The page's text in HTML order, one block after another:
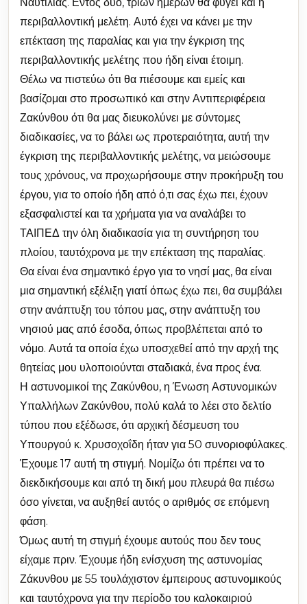
περιβαλλοντική μελέτη. Αυτό έχει να κάνει με την
επέκταση της παραλίας και για την έγκριση της
περιβαλλοντικής μελέτης που ήδη είναι έτοιμη.
Θέλω να πιστεύω ότι θα πιέσουμε και εμείς και
βασίζομαι στο προσωπικό και στην Αντιπεριφέρεια
Ζακύνθου ότι θα μας διευκολύνει με σύντομες
διαδικασίες, να το βάλει ως προτεραιότητα, αυτή την
έγκριση της περιβαλλοντικής μελέτης, να μειώσουμε
τους χρόνους, να προχωρήσουμε στην προκήρυξη του
έργου, για το οποίο ήδη από ό,τι σας έχω πει, έχουν
εξασφαλιστεί και τα χρήματα για να αναλάβει το
ΤΑΙΠΕΔ την όλη διαδικασία για τη συντήρηση του
πλοίου, ταυτόχρονα με την επέκταση της παραλίας.
Θα είναι ένα σημαντικό έργο για το νησί μας, θα είναι
μια σημαντική εξέλιξη γιατί όπως έχω πει, θα συμβάλει
στην ανάπτυξη του τόπου μας, στην ανάπτυξη του
νησιού μας από έσοδα, όπως προβλέπεται από το
νόμο. Αυτά τα οποία έχω υποσχεθεί από την αρχή της
θητείας μου υλοποιούνται σταδιακά, ένα προς ένα.
Η αστυνομικοί της Ζακύνθου, η Ένωση Αστυνομικών
Υπαλλήλων Ζακύνθου, πολύ καλά το λέει στο δελτίο
τύπου που εξέδωσε, ότι αρχική δέσμευση του
Υπουργού κ. Χρυσοχοΐδη ήταν για 50 συνοριοφύλακες.
Έχουμε 17 αυτή τη στιγμή. Νομίζω ότι πρέπει να το
διεκδικήσουμε και από τη δική μου πλευρά θα πιέσω
όσο γίνεται, να αυξηθεί αυτός ο αριθμός σε επόμενη
φάση.
Όμως αυτή τη στιγμή έχουμε αυτούς που δεν τους
είχαμε πριν. Έχουμε ήδη ενίσχυση της αστυνομίας
Ζάκυνθου με 55 τουλάχιστον έμπειρους αστυνομικούς
και ταυτόχρονα για την περίοδο του καλοκαιριού